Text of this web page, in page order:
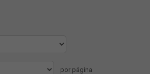
por página